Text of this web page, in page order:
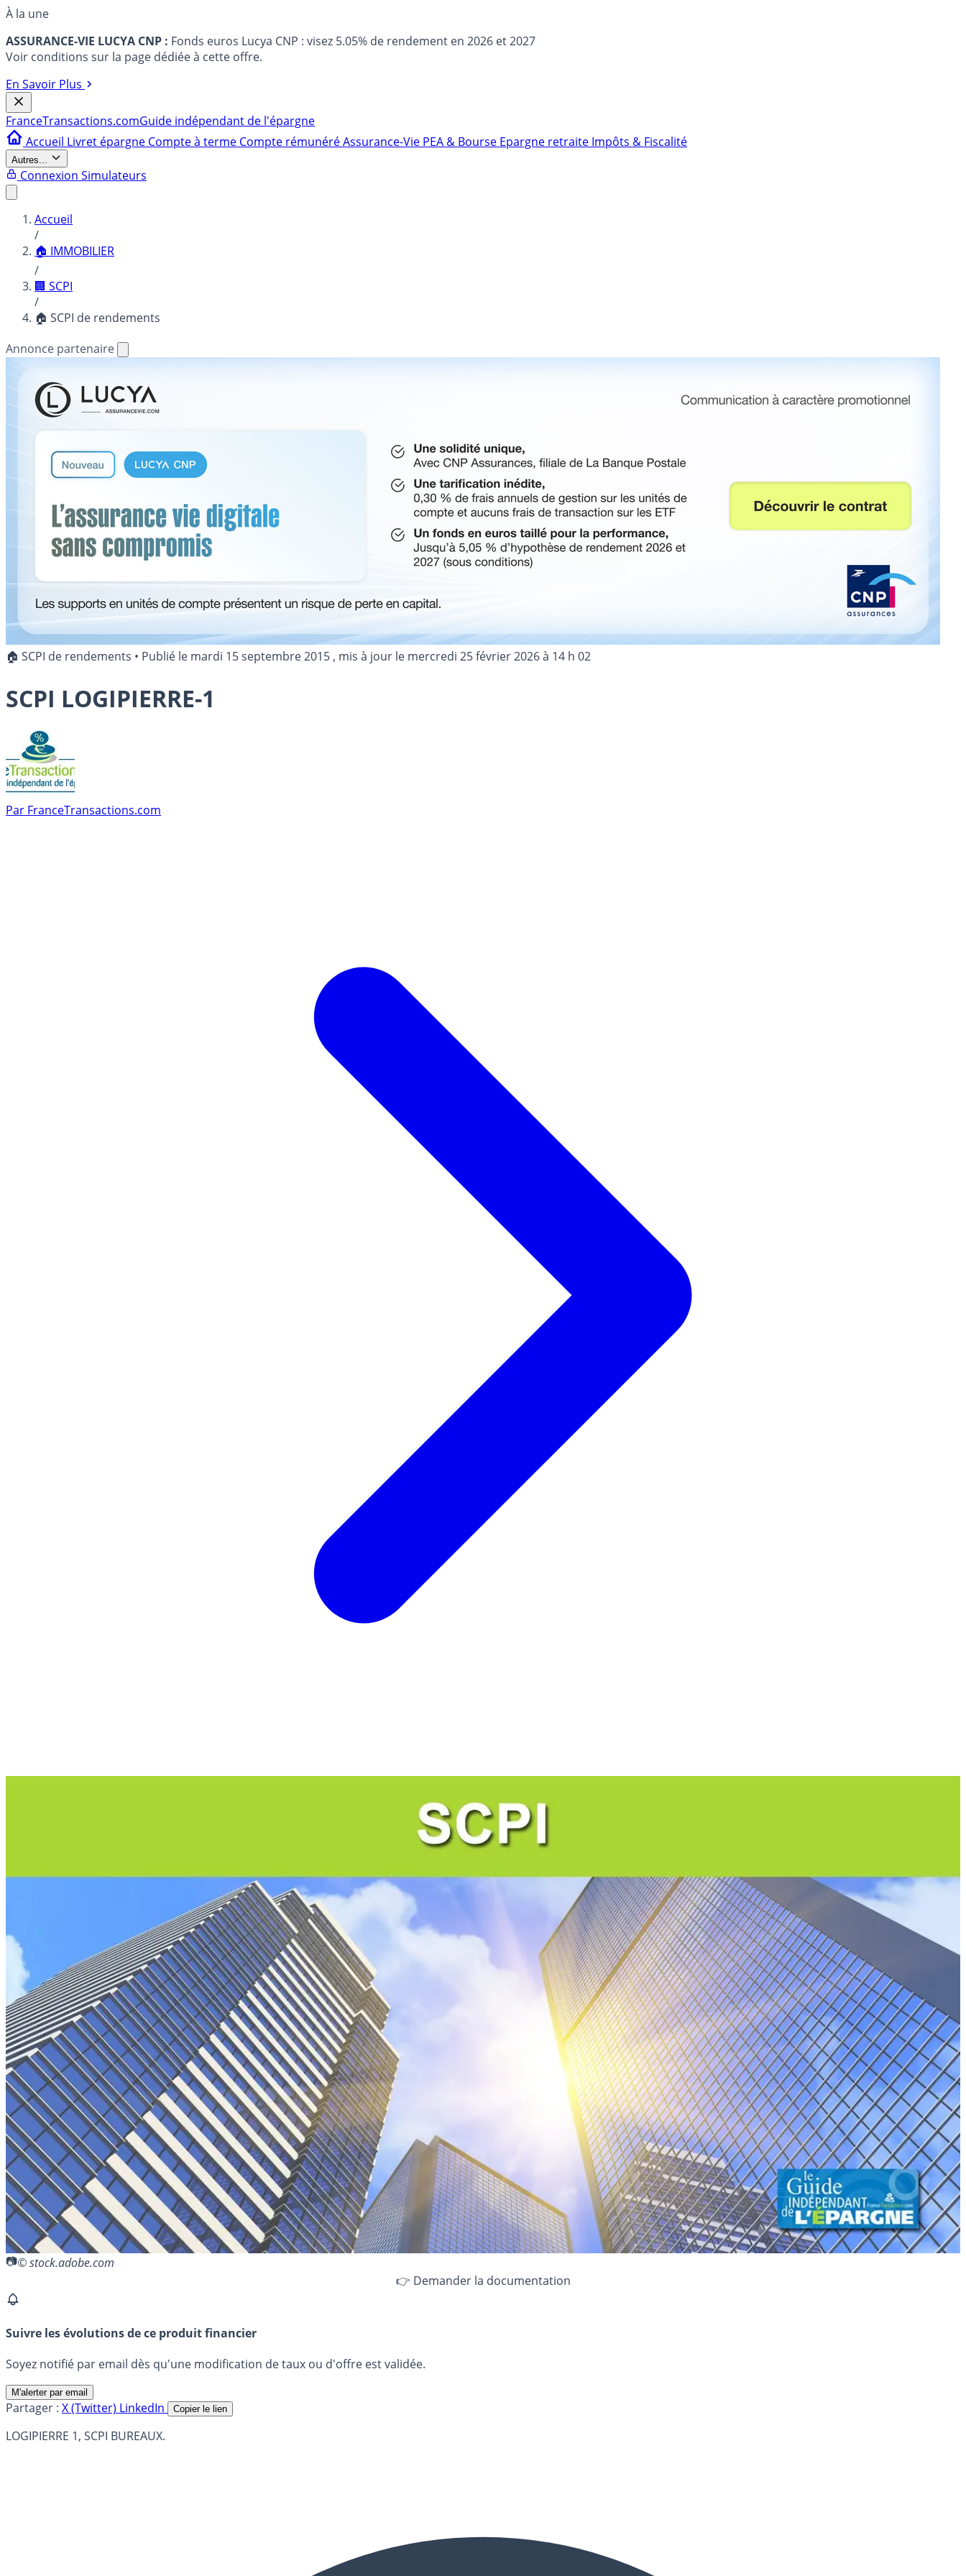
À la une
ASSURANCE-VIE LUCYA CNP : Fonds euros Lucya CNP : visez 5.05% de rendement en 2026 et 2027
Voir conditions sur la page dédiée à cette offre.
En Savoir Plus
FranceTransactions.comGuide indépendant de l'épargne
Accueil Livret épargne Compte à terme Compte rémunéréAssurance-Vie PEA & Bourse Epargne retraite Impôts & Fiscalité
Autres...
Connexion Simulateurs
Accueil
/
🏠 IMMOBILIER
/
🏢 SCPI
/
🏠 SCPI de rendements
Annonce partenaire
🏠 SCPI de rendements • Publié le mardi 15 septembre 2015 , mis à jour le mercredi 25 février 2026 à 14 h 02
SCPI LOGIPIERRE-1
Par FranceTransactions.com
© stock.adobe.com
👉 Demander la documentation
Suivre les évolutions de ce produit financier
Soyez notifié par email dès qu'une modification de taux ou d'offre est validée.
M'alerter par email
Partager : X (Twitter) LinkedIn Copier le lien
LOGIPIERRE 1, SCPI BUREAUX.